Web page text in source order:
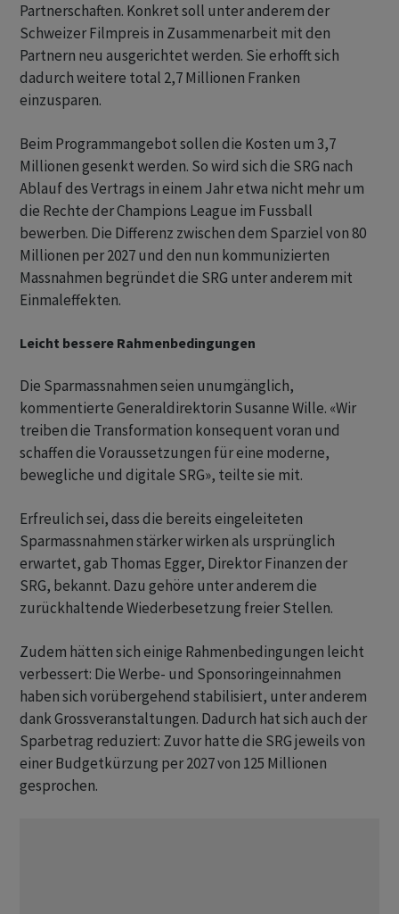
Partnerschaften. Konkret soll unter anderem der
Schweizer Filmpreis in Zusammenarbeit mit den
Partnern neu ausgerichtet werden. Sie erhofft sich
dadurch weitere total 2,7 Millionen Franken
einzusparen.
Beim Programmangebot sollen die Kosten um 3,7
Millionen gesenkt werden. So wird sich die SRG nach
Ablauf des Vertrags in einem Jahr etwa nicht mehr um
die Rechte der Champions League im Fussball
bewerben. Die Differenz zwischen dem Sparziel von 80
Millionen per 2027 und den nun kommunizierten
Massnahmen begründet die SRG unter anderem mit
Einmaleffekten.
Leicht bessere Rahmenbedingungen
Die Sparmassnahmen seien unumgänglich,
kommentierte Generaldirektorin Susanne Wille. «Wir
treiben die Transformation konsequent voran und
schaffen die Voraussetzungen für eine moderne,
bewegliche und digitale SRG», teilte sie mit.
Erfreulich sei, dass die bereits eingeleiteten
Sparmassnahmen stärker wirken als ursprünglich
erwartet, gab Thomas Egger, Direktor Finanzen der
SRG, bekannt. Dazu gehöre unter anderem die
zurückhaltende Wiederbesetzung freier Stellen.
Zudem hätten sich einige Rahmenbedingungen leicht
verbessert: Die Werbe- und Sponsoringeinnahmen
haben sich vorübergehend stabilisiert, unter anderem
dank Grossveranstaltungen. Dadurch hat sich auch der
Sparbetrag reduziert: Zuvor hatte die SRG jeweils von
einer Budgetkürzung per 2027 von 125 Millionen
gesprochen.